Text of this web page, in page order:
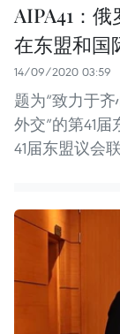
AIPA41：
在东盟和国
14/09/2020 03:59
题为“致力于
外交”的第41
41届东盟议会